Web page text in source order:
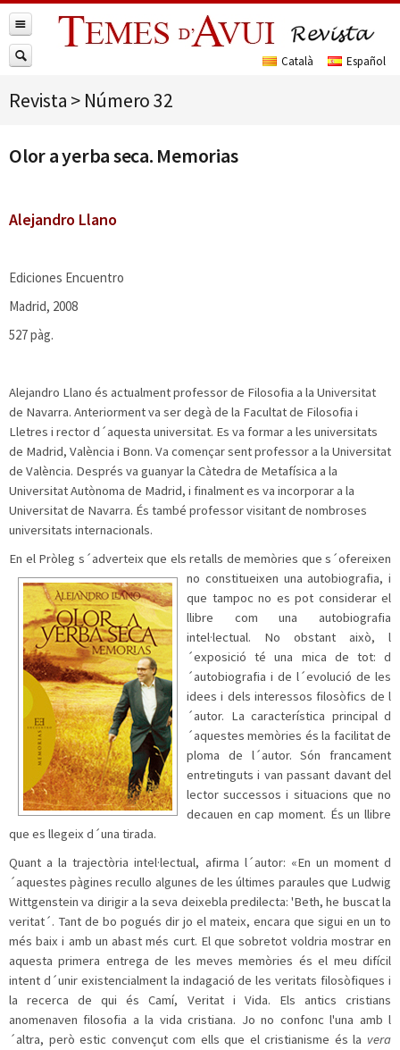
Revista > Número 32
Olor a yerba seca. Memorias
Alejandro Llano
Ediciones Encuentro
Madrid, 2008
527 pàg.
Alejandro Llano és actualment professor de Filosofia a la Universitat
de Navarra. Anteriorment va ser degà de la Facultat de Filosofia i
Lletres i rector d´aquesta universitat. Es va formar a les universitats
de Madrid, València i Bonn. Va començar sent professor a la Universitat
de València. Després va guanyar la Càtedra de Metafísica a la
Universitat Autònoma de Madrid, i finalment es va incorporar a la
Universitat de Navarra. És també professor visitant de nombroses
universitats internacionals.
En el Pròleg s´adverteix que els retalls de memòries que s´ofereixen
no constitueixen una autobiografia, i
que tampoc no es pot considerar el
llibre com una autobiografia
intel·lectual. No obstant això, l
´exposició té una mica de tot: d
´autobiografia i de l´evolució de les
idees i dels interessos filosòfics de l
´autor. La característica principal d
´aquestes memòries és la facilitat de
ploma de l´autor. Són francament
entretinguts i van passant davant del
lector successos i situacions que no
decauen en cap moment. És un llibre
que es llegeix d´una tirada.
Quant a la trajectòria intel·lectual, afirma l´autor: «En un moment d
´aquestes pàgines recullo algunes de les últimes paraules que Ludwig
Wittgenstein va dirigir a la seva deixebla predilecta: 'Beth, he buscat la
veritat´. Tant de bo pogués dir jo el mateix, encara que sigui en un to
més baix i amb un abast més curt. El que sobretot voldria mostrar en
aquesta primera entrega de les meves memòries és el meu difícil
intent d´unir existencialment la indagació de les veritats filosòfiques i
la recerca de qui és Camí, Veritat i Vida. Els antics cristians
anomenaven filosofia a la vida cristiana. Jo no confonc l'una amb l
´altra, però estic convençut com ells que el cristianisme és la vera